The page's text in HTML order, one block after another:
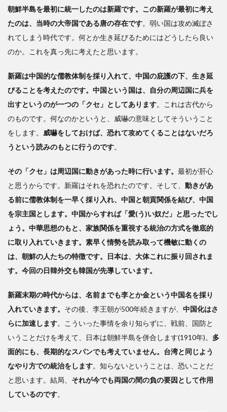
朝鮮半島を最初に統一したのは新羅です。この新羅が最初に考え
たのは、当時の大帝国である唐の存在です。弱い国は攻め滅ぼさ
れてしまう時代です。何とか生き延びるためにはどうしたら良い
のか。これを真っ先に考えたと思います。
新羅は中国的な儒教体制を採り入れて、中国の庇護の下、生き延
びることを考えたのです。中国という国は、自分の周辺国に兵を
出すというのが一つの「クセ」としてあります。これは古代から
のものです。何なのかというと、威嚇の意味としてそういうこと
をします。 威嚇をしておけば、恐れて攻めてくることはないだろ
うという読みのもとに行うのです。
その「クセ」は周辺国に動きがあった時に行います。 最初が肝心
と思うからです。新羅はそれを恐れたのです。そして、 動きがあ
る前に儒教体制を一早く採り入れ、中国と朝貢関係を結び、中国
を宗主国とします。中国からすれば「愛(う)い奴だ」と思ったでし
ょう。中華思想のもと、家族関係を重視する統治の方式を徹底的
に取り入れていきます。素早く情勢を読み取って機敏に動くの
は、朝鮮の人たちの特徴です。日本は、大体これに振り回されま
す。今回の日韓外交も韓国が先導しています。
新羅末期の時代からは、名前までも李とか金という中国名を採り
入れていきます。 その後、李王朝が500年続きますが、 中国化はさ
らに加速します。こういった事情を余り知らずに、戦前、国防と
いうことだけを考えて、日本は朝鮮半島を併合します(1910年)。 多
面的にも、長期的なスパンでも考えていません。台湾と同じよう
なやり方での統治をします。知らないということは、恐いことだ
と思います。結局、 それが今でも両国の間の負の要因として作用
しているのです。